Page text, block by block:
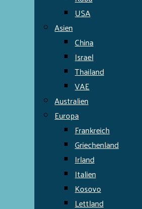
USA
Asien
China
Israel
Thailand
VAE
Australien
Europa
Frankreich
Griechenland
Irland
Italien
Kosovo
Lettland